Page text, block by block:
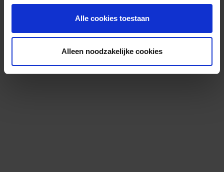
Alle cookies toestaan
Alleen noodzakelijke cookies